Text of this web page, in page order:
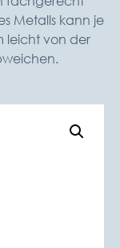
Metalls kann je
leicht von der